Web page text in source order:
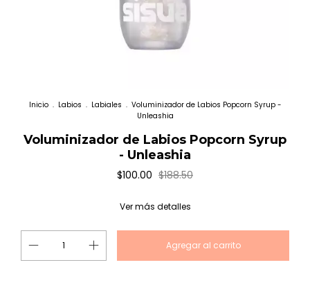
Inicio . Labios . Labiales . Voluminizador de Labios Popcorn Syrup -
Unleashia
Voluminizador de Labios Popcorn Syrup
- Unleashia
$100.00 $188.50
Ver más detalles